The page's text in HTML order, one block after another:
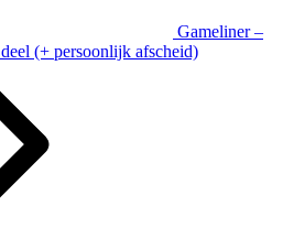
Gameliner –
(+ persoonlijk afscheid)